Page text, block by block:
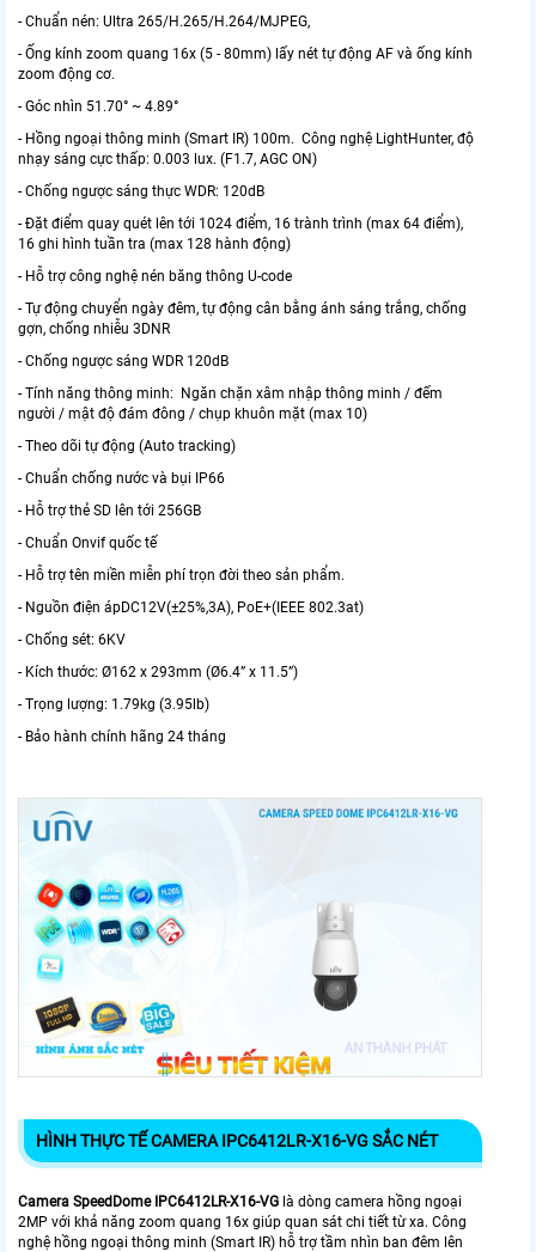
- Chuẩn nén: Ultra 265/H.265/H.264/MJPEG,
- Ống kính zoom quang 16x (5 - 80mm) lấy nét tự động AF và ống kính
zoom động cơ.
- Góc nhìn 51.70° ~ 4.89°
- Hồng ngoại thông minh (Smart IR) 100m. Công nghệ LightHunter, độ
nhạy sáng cực thấp: 0.003 lux. (F1.7, AGC ON)
- Chống ngược sáng thực WDR: 120dB
- Đặt điểm quay quét lên tới 1024 điểm, 16 trành trình (max 64 điểm),
16 ghi hình tuần tra (max 128 hành động)
- Hỗ trợ công nghệ nén băng thông U-code
- Tự động chuyển ngày đêm, tự động cân bằng ánh sáng trắng, chống
gợn, chống nhiễu 3DNR
- Chống ngược sáng WDR 120dB
- Tính năng thông minh: Ngăn chặn xâm nhập thông minh / đếm
người / mật độ đám đông / chụp khuôn mặt (max 10)
- Theo dõi tự động (Auto tracking)
- Chuẩn chống nước và bụi IP66
- Hỗ trợ thẻ SD lên tới 256GB
- Chuẩn Onvif quốc tế
- Hỗ trợ tên miền miễn phí trọn đời theo sản phẩm.
- Nguồn điện ápDC12V(±25%,3A), PoE+(IEEE 802.3at)
- Chống sét: 6KV
- Kích thước: Ø162 x 293mm (Ø6.4” x 11.5”)
- Trọng lượng: 1.79kg (3.95lb)
- Bảo hành chính hãng 24 tháng
HÌNH THỰC TẾ CAMERA IPC6412LR-X16-VG SẮC NÉT
Camera SpeedDome IPC6412LR-X16-VG là dòng camera hồng ngoại
2MP với khả năng zoom quang 16x giúp quan sát chi tiết từ xa. Công
nghệ hồng ngoại thông minh (Smart IR) hỗ trợ tầm nhìn ban đêm lên